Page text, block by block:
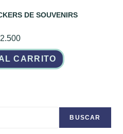
DE SOUVENIRS
2.500
CARRITO
BUSCAR